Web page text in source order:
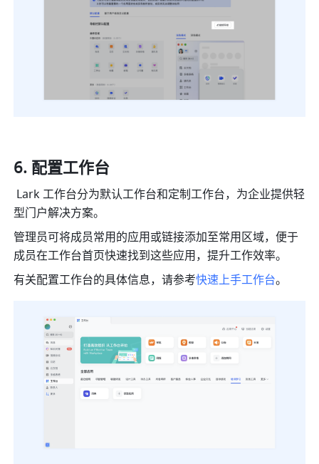
配置工作台
型门户解决方案。
管理员可将成员常用的应用或链接添加至常用区域，便于
成员在工作台首页快速找到这些应用，提升工作效率。
有关配置工作台的具体信息，请参考快速上手工作台。